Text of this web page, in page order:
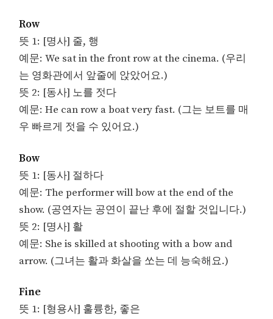
Row
뜻 1: [명사] 줄, 행
예문: We sat in the front row at the cinema. (우리
는 영화관에서 앞줄에 앉았어요.)
뜻 2: [동사] 노를 젓다
예문: He can row a boat very fast. (그는 보트를 매
우 빠르게 젓을 수 있어요.)
Bow
뜻 1: [동사] 절하다
예문: The performer will bow at the end of the
show. (공연자는 공연이 끝난 후에 절할 것입니다.)
뜻 2: [명사] 활
예문: She is skilled at shooting with a bow and
arrow. (그녀는 활과 화살을 쏘는 데 능숙해요.)
Fine
뜻 1: [형용사] 훌륭한, 좋은